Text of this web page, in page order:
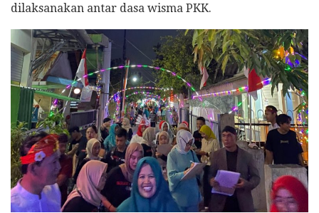
dilaksanakan antar dasa wisma PKK.